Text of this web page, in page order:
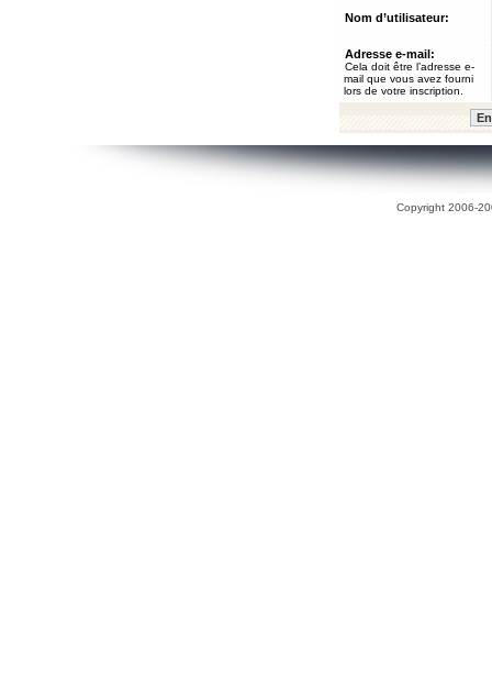
Nom d’utilisateur:
Adresse e-mail:
Cela doit être l’adresse e-
mail que vous avez fourni
lors de votre inscription.
Copyright 2006-